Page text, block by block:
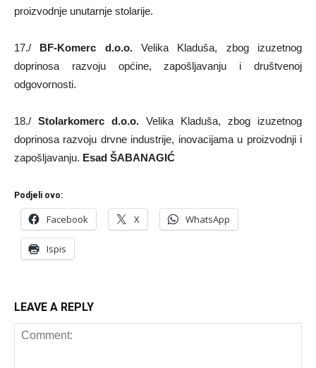
proizvodnje unutarnje stolarije.
17./ BF-Komerc d.o.o.Velika Kladuša, zbog izuzetnog
doprinosa razvoju općine, zapošljavanju i društvenoj
odgovornosti.
18./ Stolarkomerc d.o.o. Velika Kladuša, zbog izuzetnog
doprinosa razvoju drvne industrije, inovacijama u proizvodnji i
zapošljavanju. Esad ŠABANAGIĆ
Podjeli ovo:
Facebook X WhatsApp
Ispis
LEAVE A REPLY